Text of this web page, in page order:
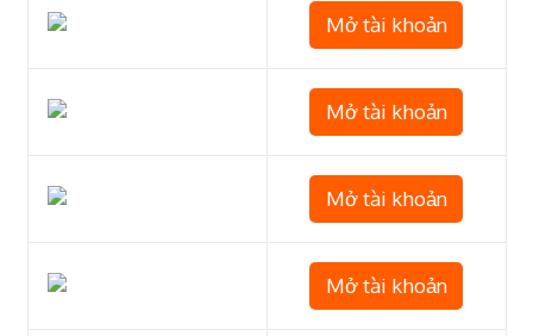
Mở tài khoản
Mở tài khoản
Mở tài khoản
Mở tài khoản